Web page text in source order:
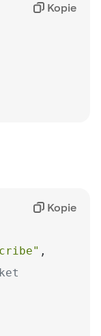
Kopie
Kopie